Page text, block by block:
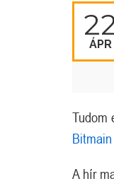
ÁPR
Tudom
A hír